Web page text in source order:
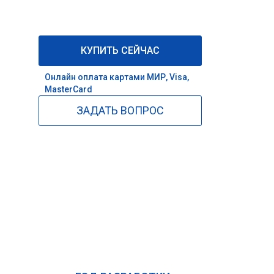
КУПИТЬ СЕЙЧАС
Онлайн оплата картами МИР, Visa,
MasterCard
ЗАДАТЬ ВОПРОС